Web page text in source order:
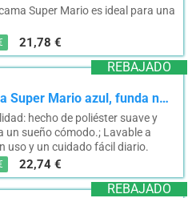
Super Mario es ideal para una
21,78 €
REBAJADO
Juego de cama Super Mario azul, funda nórdica de 140 x 200 cm + funda de almohada, 100% poliéster
hecho de poliéster suave y
un sueño cómodo.; Lavable a
uso y un cuidado fácil diario.
22,74 €
REBAJADO